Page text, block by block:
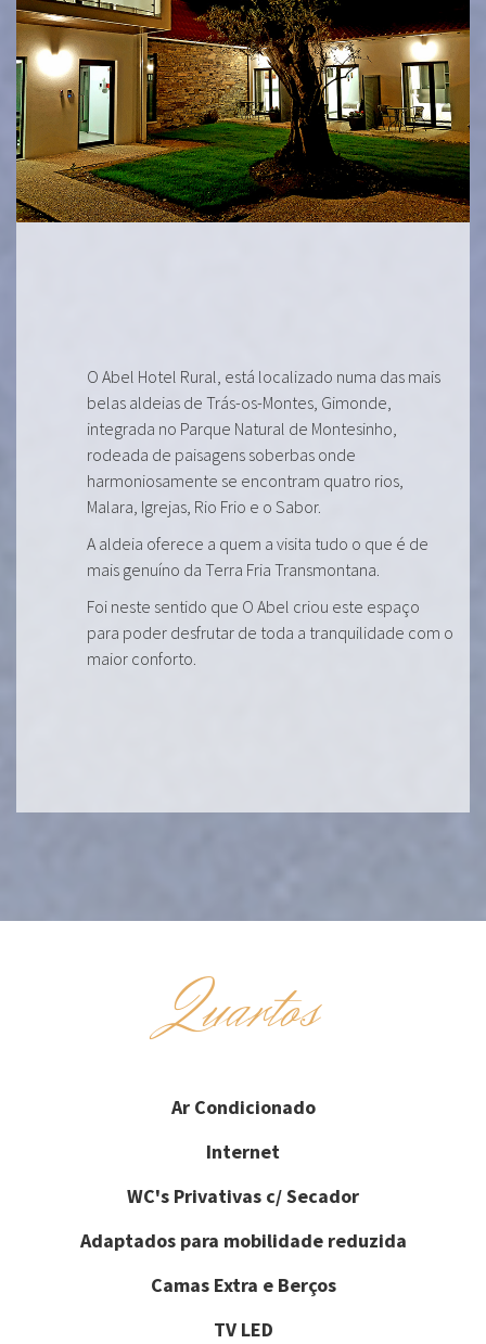
O Abel Hotel Rural, está localizado numa das mais
belas aldeias de Trás-os-Montes, Gimonde,
integrada no Parque Natural de Montesinho,
rodeada de paisagens soberbas onde
harmoniosamente se encontram quatro rios,
Malara, Igrejas, Rio Frio e o Sabor.
A aldeia oferece a quem a visita tudo o que é de
mais genuíno da Terra Fria Transmontana.
Foi neste sentido que O Abel criou este espaço
para poder desfrutar de toda a tranquilidade com o
maior conforto.
Quartos
Ar Condicionado
Internet
WC's Privativas c/ Secador
Adaptados para mobilidade reduzida
Camas Extra e Berços
TV LED